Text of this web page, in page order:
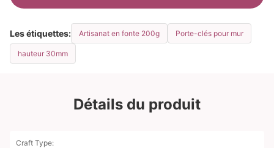
Les étiquettes: Artisanat en fonte 200g Porte-clés pour mur
hauteur 30mm
Détails du produit
Craft Type: